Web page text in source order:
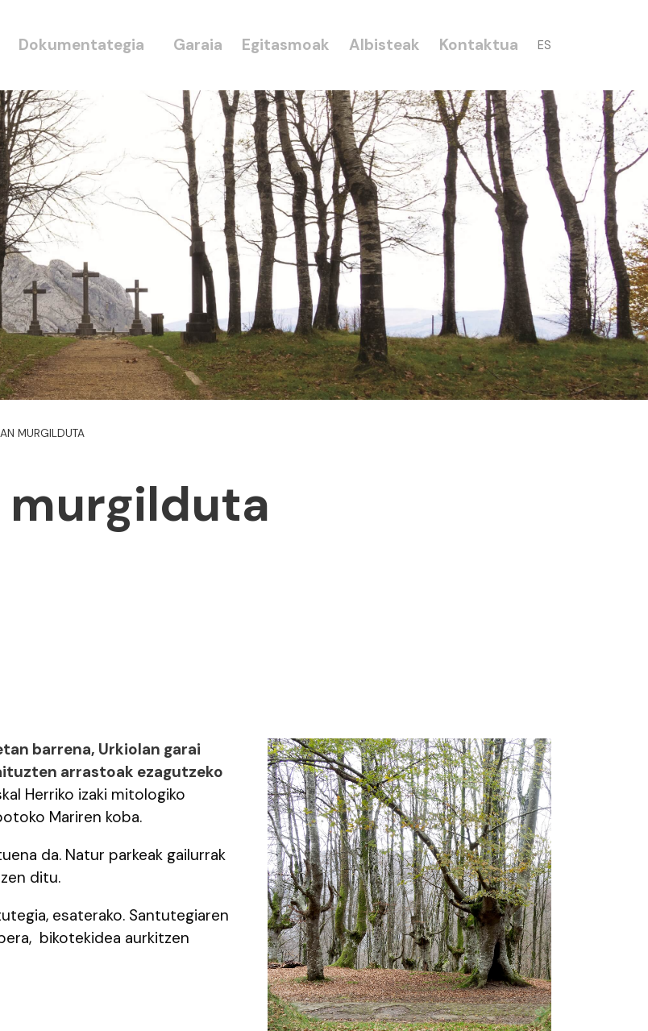
Dokumentategia Garaia Egitasmoak Albisteak Kontaktua ES
MURGILDUTA
barrena, Urkiolan garai
arrastoak ezagutzeko
Herriko izaki mitologiko
Mariren koba.
da. Natur parkeak gailurrak
ditu.
esaterako. Santutegiaren
bikotekidea aurkitzen